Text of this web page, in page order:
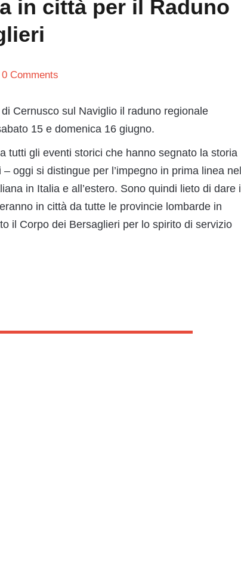
in città per il Raduno
0 Comments
Cernusco sul Naviglio il raduno regionale
15 e domenica 16 giugno.
tutti gli eventi storici che hanno segnato la storia
oggi si distingue per l’impegno in prima linea nel
in Italia e all’estero. Sono quindi lieto di dare il
in città da tutte le provincie lombarde in
il Corpo dei Bersaglieri per lo spirito di servizio